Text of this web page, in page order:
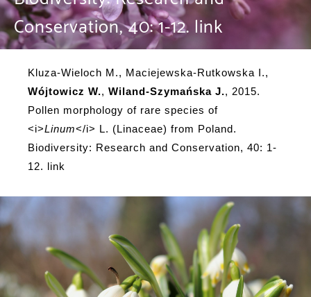
Conservation, 40: 1-12. link
Kluza-Wieloch M., Maciejewska-Rutkowska I.,
Wójtowicz W., Wiland-Szymańska J., 2015.
Pollen morphology of rare species of
<i>Linum</i> L. (Linaceae) from Poland.
Biodiversity: Research and Conservation, 40: 1-
12. link